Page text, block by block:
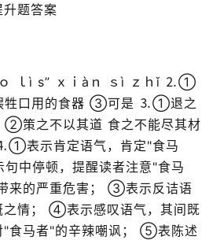
题答案
ｌì s” ｘｉàｎ ｓì ｚｈǐ ⒉①
牲口用的食器 ③可是 ⒊①退之
②策之不以其道 食之不能尽其材
表示肯定语气，肯定"食马
中停顿，提醒读者注意"食马
来的严重危害； ③表示反诘语
之情； ④表示感叹语气，其间既
"食马者"的辛辣嘲讽； ⑤表陈述